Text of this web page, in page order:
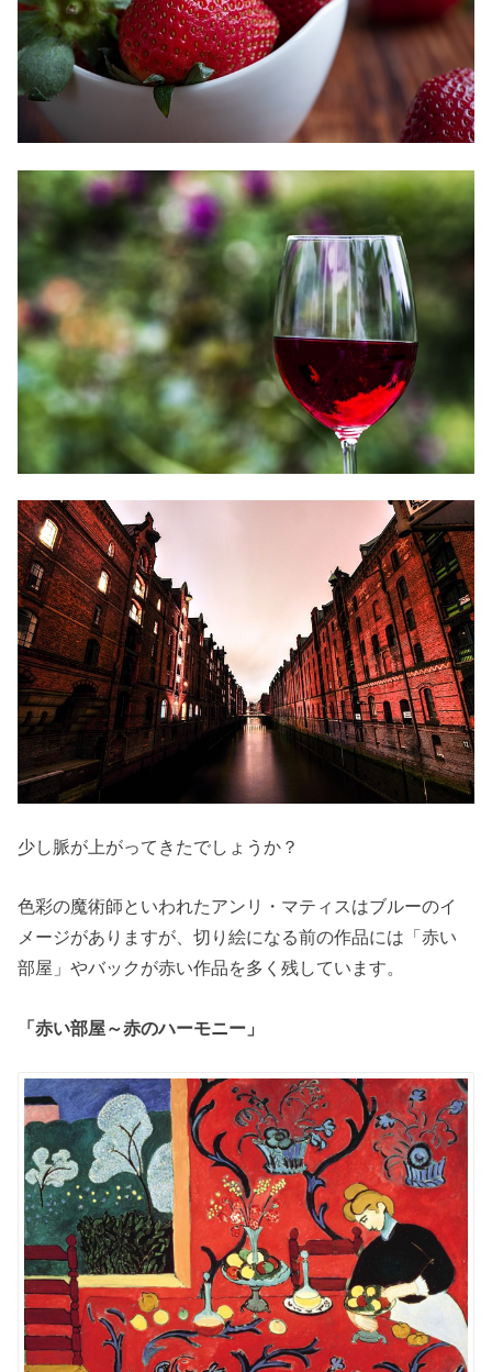
少し脈が上がってきたでしょうか？
色彩の魔術師といわれたアンリ・マティスはブルーのイ
メージがありますが、切り絵になる前の作品には「赤い
部屋」やバックが赤い作品を多く残しています。
「赤い部屋～赤のハーモニー」